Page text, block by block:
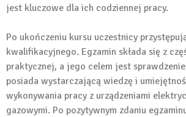
jest kluczowe dla ich codziennej pracy.
Po ukończeniu kursu uczestnicy
kwalifikacyjnego. Egzamin składa się z
praktycznej, a jego celem jest
posiada wystarczającą wiedzę i
wykonywania pracy z urządzeniami
gazowymi. Po pozytywnym zdaniu